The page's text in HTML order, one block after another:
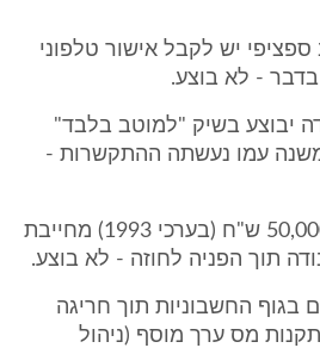
יש לקבל אישור טלפוני
- לא בוצע.
יבוצע בשיק "למוטב בלבד"
עמו נעשתה ההתקשרות -
(ה) חשבונית מעל ל- 50,000 ש"ח (בערכי 1993) מחייבת
תוך הפניה לחוזה - לא בוצע.
בגוף החשבוניות תוך חריגה
תקנה 9(א) לתקנות מס ערך מוסף (ניהול